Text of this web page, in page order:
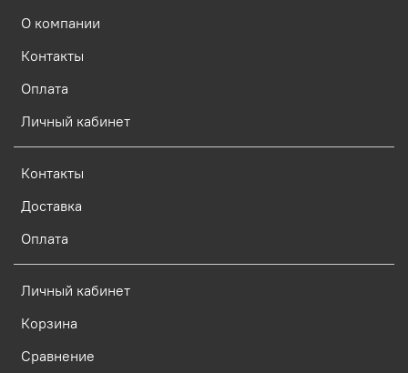
О компании
Контакты
Оплата
Личный кабинет
Контакты
Доставка
Оплата
Личный кабинет
Корзина
Сравнение